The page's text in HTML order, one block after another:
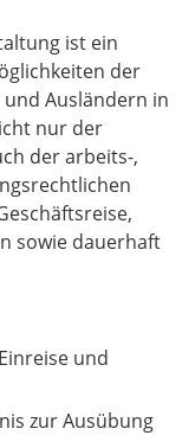
ist ein
der
Ausländern in
nur der
der arbeits-,
sowie dauerhaft
und
zur Ausübung